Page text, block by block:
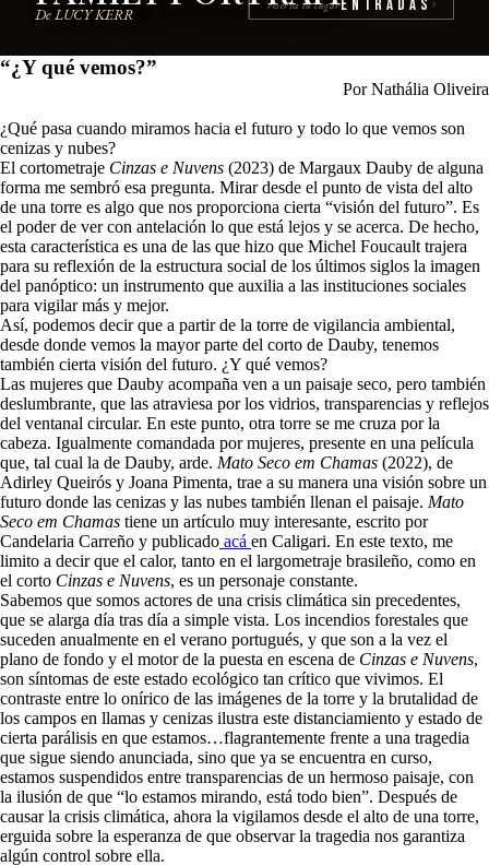
De LUCY KERR
reserva tu lugarEntradas ›
“¿Y qué vemos?”
Por Nathália Oliveira
¿Qué pasa cuando miramos hacia el futuro y todo lo que vemos son
cenizas y nubes?
El cortometraje Cinzas e Nuvens (2023) de Margaux Dauby de alguna
forma me sembró esa pregunta. Mirar desde el punto de vista del alto
de una torre es algo que nos proporciona cierta “visión del futuro”. Es
el poder de ver con antelación lo que está lejos y se acerca. De hecho,
esta característica es una de las que hizo que Michel Foucault trajera
para su reflexión de la estructura social de los últimos siglos la imagen
del panóptico: un instrumento que auxilia a las instituciones sociales
para vigilar más y mejor.
Así, podemos decir que a partir de la torre de vigilancia ambiental,
desde donde vemos la mayor parte del corto de Dauby, tenemos
también cierta visión del futuro. ¿Y qué vemos?
Las mujeres que Dauby acompaña ven a un paisaje seco, pero también
deslumbrante, que las atraviesa por los vidrios, transparencias y reflejos
del ventanal circular. En este punto, otra torre se me cruza por la
cabeza. Igualmente comandada por mujeres, presente en una película
que, tal cual la de Dauby, arde. Mato Seco em Chamas (2022), de
Adirley Queirós y Joana Pimenta, trae a su manera una visión sobre un
futuro donde las cenizas y las nubes también llenan el paisaje. Mato
Seco em Chamas tiene un artículo muy interesante, escrito por
Candelaria Carreño y publicado acá en Caligari. En este texto, me
limito a decir que el calor, tanto en el largometraje brasileño, como en
el corto Cinzas e Nuvens, es un personaje constante.
Sabemos que somos actores de una crisis climática sin precedentes,
que se alarga día tras día a simple vista. Los incendios forestales que
suceden anualmente en el verano portugués, y que son a la vez el
plano de fondo y el motor de la puesta en escena de Cinzas e Nuvens,
son síntomas de este estado ecológico tan crítico que vivimos. El
contraste entre lo onírico de las imágenes de la torre y la brutalidad de
los campos en llamas y cenizas ilustra este distanciamiento y estado de
cierta parálisis en que estamos…flagrantemente frente a una tragedia
que sigue siendo anunciada, sino que ya se encuentra en curso,
estamos suspendidos entre transparencias de un hermoso paisaje, con
la ilusión de que “lo estamos mirando, está todo bien”. Después de
causar la crisis climática, ahora la vigilamos desde el alto de una torre,
erguida sobre la esperanza de que observar la tragedia nos garantiza
algún control sobre ella.